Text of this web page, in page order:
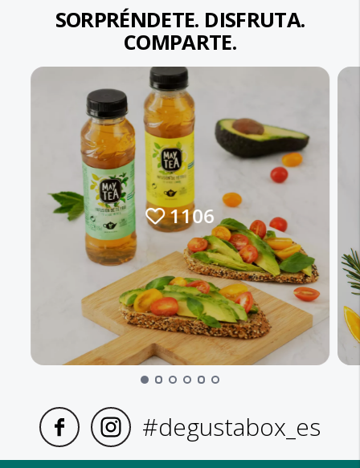
SORPRÉNDETE. DISFRUTA.
COMPARTE.
1106
#degustabox_es